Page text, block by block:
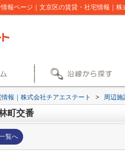
報ページ｜文京区の賃貸・社宅情報｜株
報｜株式会社チアエステート > 周辺施
町交番
覧へ